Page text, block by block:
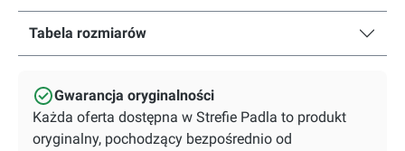
Tabela rozmiarów
Gwarancja oryginalności
Każda oferta dostępna w Strefie Padla to produkt
oryginalny, pochodzący bezpośrednio od